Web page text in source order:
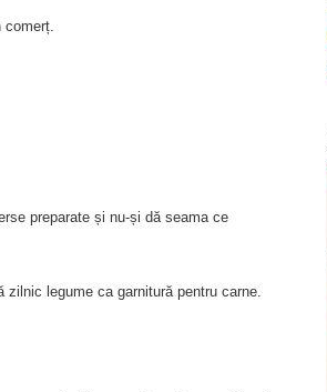
preparate și nu-și dă seama ce
legume ca garnitură pentru carne.